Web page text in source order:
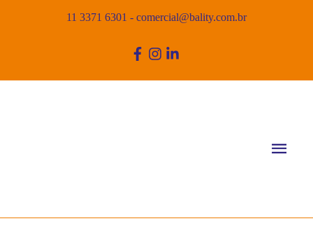
11 3371 6301 - comercial@bality.com.br